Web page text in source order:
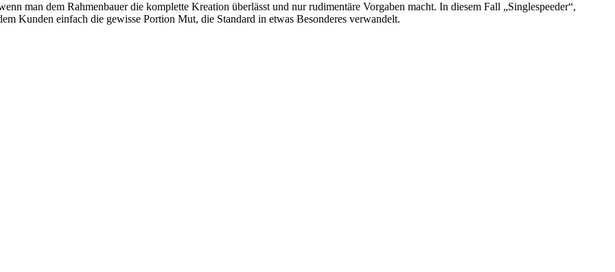
man dem Rahmenbauer die komplette Kreation überlässt und nur rudimentäre Vorgaben macht. In diesem Fall „Singlespeeder“,
Kunden einfach die gewisse Portion Mut, die Standard in etwas Besonderes verwandelt.